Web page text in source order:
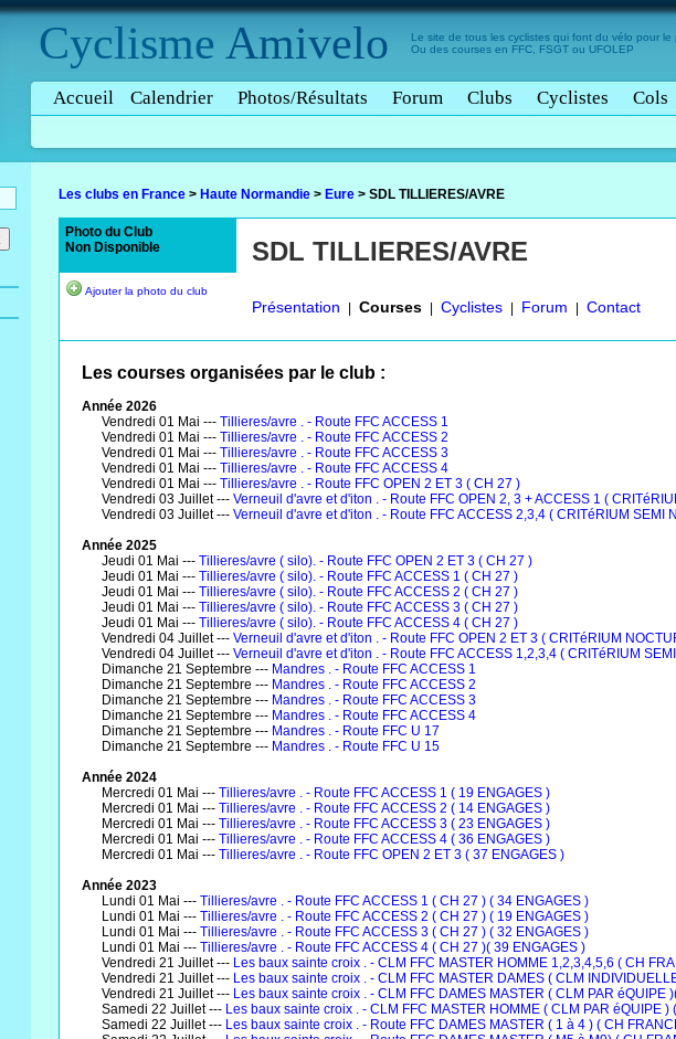
Cyclisme Amivelo
Le site de tous les cyclistes qui font du vélo pour le
Ou des courses en FFC, FSGT ou UFOLEP
Accueil Calendrier Photos/Résultats Forum Clubs Cyclistes Cols
Les clubs en France > Haute Normandie > Eure > SDL TILLIERES/AVRE
Photo du Club
Non Disponible
Ajouter la photo du club
SDL TILLIERES/AVRE
Présentation Courses Cyclistes Forum Contact
Les courses organisées par le club :
Année 2026
Vendredi 01 Mai --- Tillieres/avre . - Route FFC ACCESS 1
Vendredi 01 Mai --- Tillieres/avre . - Route FFC ACCESS 2
Vendredi 01 Mai --- Tillieres/avre . - Route FFC ACCESS 3
Vendredi 01 Mai --- Tillieres/avre . - Route FFC ACCESS 4
Vendredi 01 Mai --- Tillieres/avre . - Route FFC OPEN 2 ET 3 ( CH 27 )
Vendredi 03 Juillet --- Verneuil d'avre et d'iton . - Route FFC OPEN 2, 3 + ACCESS 1 (
Vendredi 03 Juillet --- Verneuil d'avre et d'iton . - Route FFC ACCESS 2,3,4 ( CRITéRIUM SEMI
Année 2025
Jeudi 01 Mai --- Tillieres/avre ( silo). - Route FFC OPEN 2 ET 3 ( CH 27 )
Jeudi 01 Mai --- Tillieres/avre ( silo). - Route FFC ACCESS 1 ( CH 27 )
Jeudi 01 Mai --- Tillieres/avre ( silo). - Route FFC ACCESS 2 ( CH 27 )
Jeudi 01 Mai --- Tillieres/avre ( silo). - Route FFC ACCESS 3 ( CH 27 )
Jeudi 01 Mai --- Tillieres/avre ( silo). - Route FFC ACCESS 4 ( CH 27 )
Vendredi 04 Juillet --- Verneuil d'avre et d'iton . - Route FFC OPEN 2 ET 3 ( CRITéRIUM
Vendredi 04 Juillet --- Verneuil d'avre et d'iton . - Route FFC ACCESS 1,2,3,4 ( CRITéRIUM
Dimanche 21 Septembre --- Mandres . - Route FFC ACCESS 1
Dimanche 21 Septembre --- Mandres . - Route FFC ACCESS 2
Dimanche 21 Septembre --- Mandres . - Route FFC ACCESS 3
Dimanche 21 Septembre --- Mandres . - Route FFC ACCESS 4
Dimanche 21 Septembre --- Mandres . - Route FFC U 17
Dimanche 21 Septembre --- Mandres . - Route FFC U 15
Année 2024
Mercredi 01 Mai --- Tillieres/avre . - Route FFC ACCESS 1 ( 19 ENGAGES )
Mercredi 01 Mai --- Tillieres/avre . - Route FFC ACCESS 2 ( 14 ENGAGES )
Mercredi 01 Mai --- Tillieres/avre . - Route FFC ACCESS 3 ( 23 ENGAGES )
Mercredi 01 Mai --- Tillieres/avre . - Route FFC ACCESS 4 ( 36 ENGAGES )
Mercredi 01 Mai --- Tillieres/avre . - Route FFC OPEN 2 ET 3 ( 37 ENGAGES )
Année 2023
Lundi 01 Mai --- Tillieres/avre . - Route FFC ACCESS 1 ( CH 27 ) ( 34 ENGAGES )
Lundi 01 Mai --- Tillieres/avre . - Route FFC ACCESS 2 ( CH 27 ) ( 19 ENGAGES )
Lundi 01 Mai --- Tillieres/avre . - Route FFC ACCESS 3 ( CH 27 ) ( 32 ENGAGES )
Lundi 01 Mai --- Tillieres/avre . - Route FFC ACCESS 4 ( CH 27 )( 39 ENGAGES )
Vendredi 21 Juillet --- Les baux sainte croix . - CLM FFC MASTER HOMME 1,2,3,4,5,6 ( CH
Vendredi 21 Juillet --- Les baux sainte croix . - CLM FFC MASTER DAMES ( CLM
Vendredi 21 Juillet --- Les baux sainte croix . - CLM FFC DAMES MASTER ( CLM PAR éQUIPE
Samedi 22 Juillet --- Les baux sainte croix . - CLM FFC MASTER HOMME ( CLM PAR éQUIPE )
Samedi 22 Juillet --- Les baux sainte croix . - Route FFC DAMES MASTER ( 1 à 4 ) ( CH